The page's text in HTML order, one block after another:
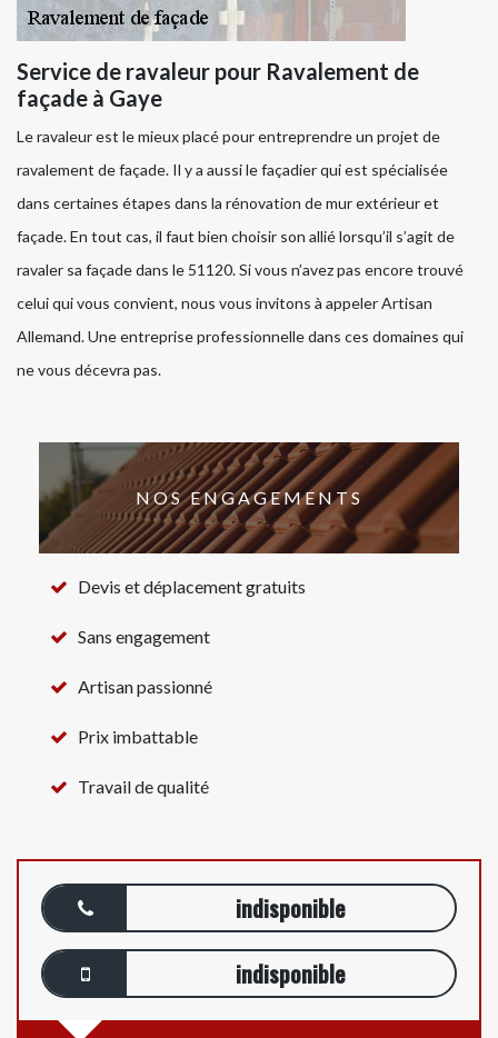
Service de ravaleur pour Ravalement de
façade à Gaye
Le ravaleur est le mieux placé pour entreprendre un projet de
ravalement de façade. Il y a aussi le façadier qui est spécialisée
dans certaines étapes dans la rénovation de mur extérieur et
façade. En tout cas, il faut bien choisir son allié lorsqu’il s’agit de
ravaler sa façade dans le 51120. Si vous n’avez pas encore trouvé
celui qui vous convient, nous vous invitons à appeler Artisan
Allemand. Une entreprise professionnelle dans ces domaines qui
ne vous décevra pas.
NOS ENGAGEMENTS
Devis et déplacement gratuits
Sans engagement
Artisan passionné
Prix imbattable
Travail de qualité
indisponible
indisponible